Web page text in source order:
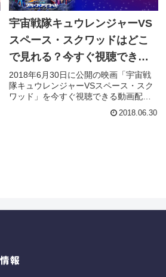
宇宙戦隊キュウレンジャーVS
スペース・スクワッドはどこ
で見れる？今すぐ視聴できる
動画配信サービスを紹介！
2018年6月30日に公開の映画「宇宙戦
隊キュウレンジャーVSスペース・スク
ワッド」を今すぐ視聴できる動画配信
じやキャスト・声優、スタッフ、主題
2018.06.30